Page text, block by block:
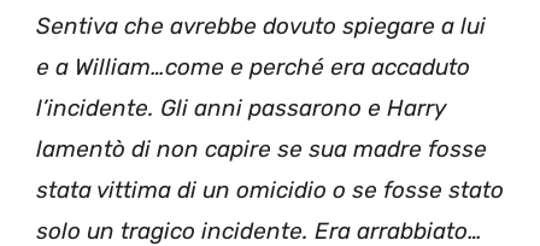
Sentiva che avrebbe dovuto spiegare a lui
e a William…come e perché era accaduto
l’incidente. Gli anni passarono e Harry
lamentò di non capire se sua madre fosse
stata vittima di un omicidio o se fosse stato
solo un tragico incidente. Era arrabbiato…